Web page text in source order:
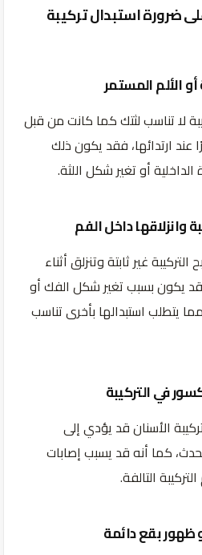
ضرورة استبدال تركيبة
لا تناسب لثتك كما كانت من قبل
ارتدائها، فقد يكون ذلك
أو تغير شكل اللثة.
غير ثابتة وتنزلق أثناء
قد يكون بسبب تغير شكل الفك أو
يتطلب استبدالها بأخرى تناسب
الأسنان قد يؤدي إلى
كما أنه قد يسبب إصابات
التالفة.